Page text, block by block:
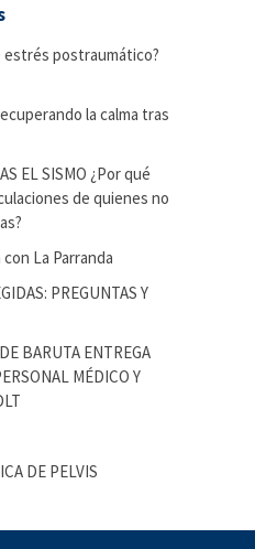
postraumático?
la calma tras
EL SISMO ¿Por qué
de quienes no
La Parranda
PREGUNTAS Y
BARUTA ENTREGA
MÉDICO Y
DE PELVIS